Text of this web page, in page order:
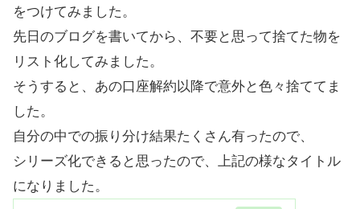
をつけてみました。
先日のブログを書いてから、不要と思って捨てた物を
リスト化してみました。
そうすると、あの口座解約以降で意外と色々捨ててま
した。
自分の中での振り分け結果たくさん有ったので、
シリーズ化できると思ったので、上記の様なタイトル
になりました。